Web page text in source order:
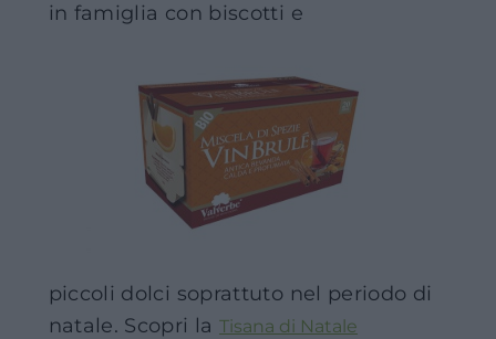
in famiglia con biscotti e
piccoli dolci soprattuto nel periodo di
natale. Scopri la Tisana di Natale